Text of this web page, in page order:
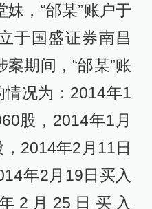
，“邰某”账户于
于国盛证券南昌
期间，“邰某”账
情况为：2014年1
股，2014年1月
2014年2月11日
年2月19日买入
2月25日买入